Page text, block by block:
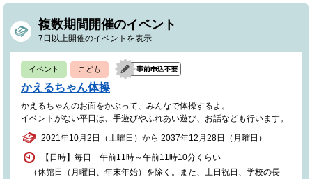
複数期間開催のイベント
7日以上開催のイベントを表示
イベント こども
かえるちゃん体操
かえるちゃんのお面をかぶって、みんなで体操するよ。
イベントがない平日は、手遊びやふれあい遊び、お話なども行います。
2021年10月2日（土曜日）から 2037年12月28日（月曜日）
【日時】毎日 午前11時～午前11時10分くらい
（休館日（月曜日、年末年始）を除く。また、土日祝日、学校の長